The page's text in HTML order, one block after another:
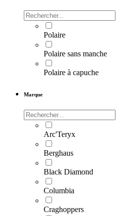
Polaire
Polaire sans manche
Polaire à capuche
Marque
Arc'Teryx
Berghaus
Black Diamond
Columbia
Craghoppers